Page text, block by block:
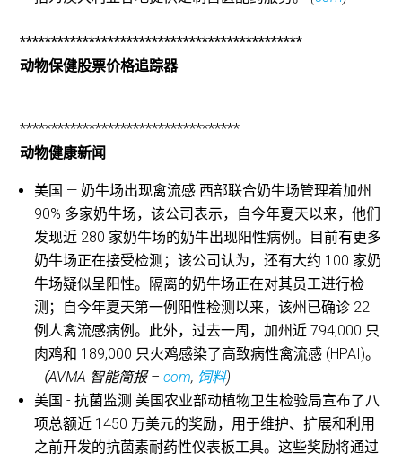
*********************************************
动物保健股票价格追踪器
***********************************
动物健康新闻
美国 — 奶牛场出现禽流感 西部联合奶牛场管理着加州
90% 多家奶牛场，该公司表示，自今年夏天以来，他们
发现近 280 家奶牛场的奶牛出现阳性病例。目前有更多
奶牛场正在接受检测；该公司认为，还有大约 100 家奶
牛场疑似呈阳性。隔离的奶牛场正在对其员工进行检
测；自今年夏天第一例阳性检测以来，该州已确诊 22
例人禽流感病例。此外，过去一周，加州近 794,000 只
肉鸡和 189,000 只火鸡感染了高致病性禽流感 (HPAI)。
（AVMA 智能简报 –com, 饲料)
美国 - 抗菌监测 美国农业部动植物卫生检验局宣布了八
项总额近 1450 万美元的奖励，用于维护、扩展和利用
之前开发的抗菌素耐药性仪表板工具。这些奖励将通过